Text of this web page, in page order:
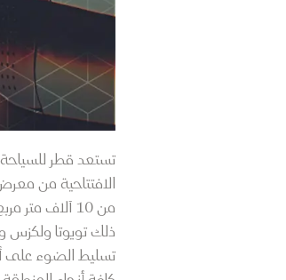
تستعد قطر
الافتتاحية من
ذلك تويوتا ولكزس